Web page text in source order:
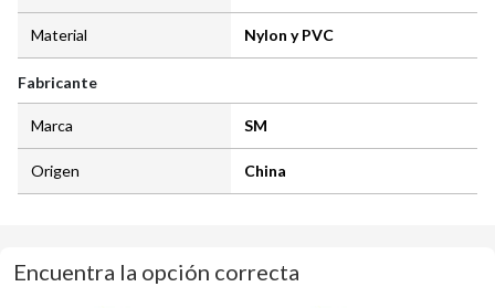
Material Nylon y PVC
Fabricante
Marca SM
Origen China
Encuentra la opción correcta